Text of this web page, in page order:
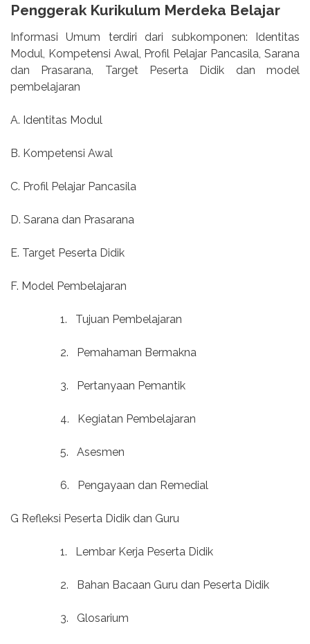
Penggerak Kurikulum Merdeka Belajar
Informasi Umum terdiri dari subkomponen: Identitas
Modul, Kompetensi Awal, Profil Pelajar Pancasila, Sarana
dan Prasarana, Target Peserta Didik dan model
pembelajaran
A. Identitas Modul
B. Kompetensi Awal
C. Profil Pelajar Pancasila
D. Sarana dan Prasarana
E. Target Peserta Didik
F. Model Pembelajaran
1. Tujuan Pembelajaran
2. Pemahaman Bermakna
3. Pertanyaan Pemantik
4. Kegiatan Pembelajaran
5. Asesmen
6. Pengayaan dan Remedial
G Refleksi Peserta Didik dan Guru
1. Lembar Kerja Peserta Didik
2. Bahan Bacaan Guru dan Peserta Didik
3. Glosarium